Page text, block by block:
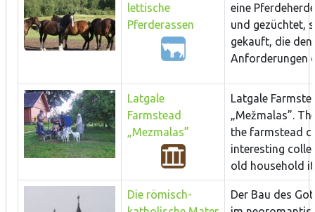
lettische
Pferderassen
eine
und gezüchtet,
gekauft, die den
Anforderungen
Latgale
Farmstead
„Mezmalas”
Latgale
„Mežmalas”.
the farmstead
interesting
old household
Die römisch-
Der Bau des